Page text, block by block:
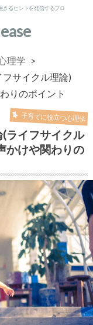
きるヒントを発信するブロ
理学
サイクル理論)
りのポイント
子育てに役立つ心理学
ライフサイクル
かけや関わりの